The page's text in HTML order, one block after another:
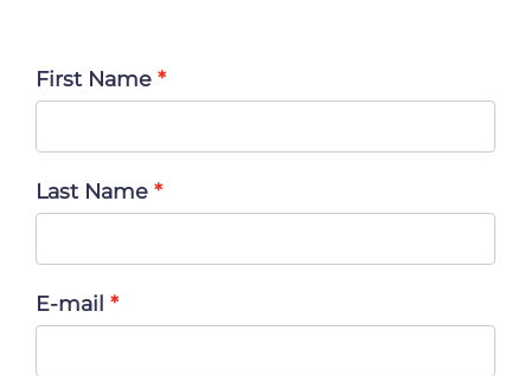
First Name
Last Name
E-mail